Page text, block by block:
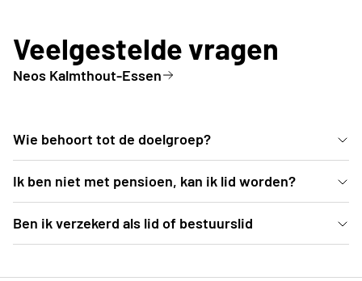
Veelgestelde vragen
Neos Kalmthout-Essen
Wie behoort tot de doelgroep?
Alle actieve, positieve 55-plussers!
Ik ben niet met pensioen, kan ik lid worden?
Alle 50-plussers zijn welkom, hou er wel rekening
mee dat vele activiteiten op werkdagen en tijdens
Ben ik verzekerd als lid of bestuurslid